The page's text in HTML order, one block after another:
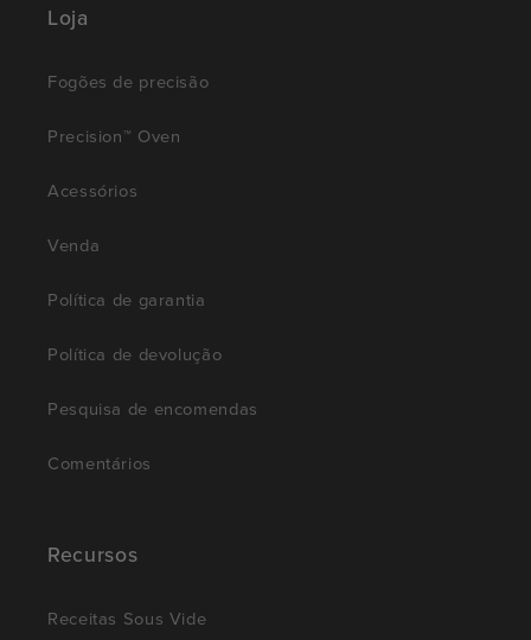
Loja
Fogões de precisão
Precision™ Oven
Acessórios
Venda
Política de garantia
Política de devolução
Pesquisa de encomendas
Comentários
Recursos
Receitas Sous Vide